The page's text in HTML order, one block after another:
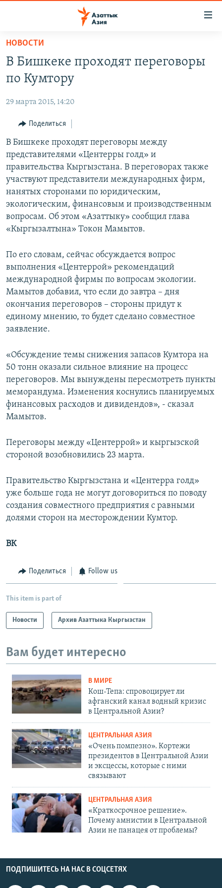
Вернуться
основному
содержанию
Вернутся
навигации
Вернутся
поиску
УЗБЕКИСТАН
ТАДЖИКИСТАН
ВОЙНА В УКРАИНЕ
НА ДРУГИХ ЯЗЫКАХ
ҚАЗАҚША
КЫРГЫЗЧА
ЎЗБЕКЧА
ТОҶИКӢ
TÜRKMENÇE
Все сайты РСЕ/РС
НОВОСТИ
В Бишкеке проходят переговоры
по Кумтору
29 марта 2015, 14:20
Поделиться
В Бишкеке проходят переговоры между
представителями «Центерры голд» и
правительства Кыргызстана. В переговорах также
участвуют представители международных фирм,
нанятых сторонами по юридическим,
экологическим, финансовым и производственным
вопросам. Об этом «Азаттыку» сообщил глава
«Кыргызалтына» Токон Мамытов.
По его словам, сейчас обсуждается вопрос
выполнения «Центеррой» рекомендаций
международной фирмы по вопросам экологии.
Мамытов добавил, что если до завтра – дня
окончания переговоров – стороны придут к
единому мнению, то будет сделано совместное
заявление.
«Обсуждение темы снижения запасов Кумтора на
50 тонн оказали сильное влияние на процесс
переговоров. Мы вынуждены пересмотреть пункты
меморандума. Изменения коснулись планируемых
финансовых расходов и дивидендов», - сказал
Мамытов.
Переговоры между «Центеррой» и кыргызской
стороной возобновились 23 марта.
Правительство Кыргызстана и «Центерра голд»
уже больше года не могут договориться по поводу
создания совместного предприятия с равными
долями сторон на месторождении Кумтор.
ВК
Поделиться Follow us
This item is part of
Новости Архив Азаттыка Кыргызстан
Вам будет интересно
В МИРЕ
Кош-Тепа: спровоцирует ли
афганский канал водный кризис
в Центральной Азии?
ЦЕНТРАЛЬНАЯ АЗИЯ
«Очень помпезно». Кортежи
президентов в Центральной Азии
и эксцессы, которые с ними
связывают
ЦЕНТРАЛЬНАЯ АЗИЯ
«Краткосрочное решение».
Почему амнистии в Центральной
Азии не панацея от проблемы?
ПОДПИШИТЕСЬ НА НАС В СОЦСЕТЯХ